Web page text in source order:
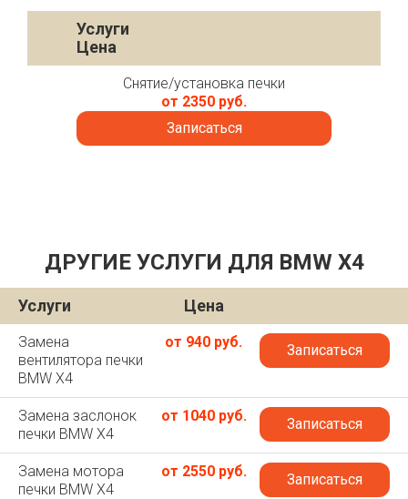
Услуги
Цена
Снятие/установка печки
от 2350 руб.
Записаться
ДРУГИЕ УСЛУГИ ДЛЯ BMW X4
Услуги Цена
Замена
вентилятора печки
BMW X4
от 940 руб. Записаться
Замена заслонок
печки BMW X4
от 1040 руб. Записаться
Замена мотора
печки BMW X4
от 2550 руб. Записаться